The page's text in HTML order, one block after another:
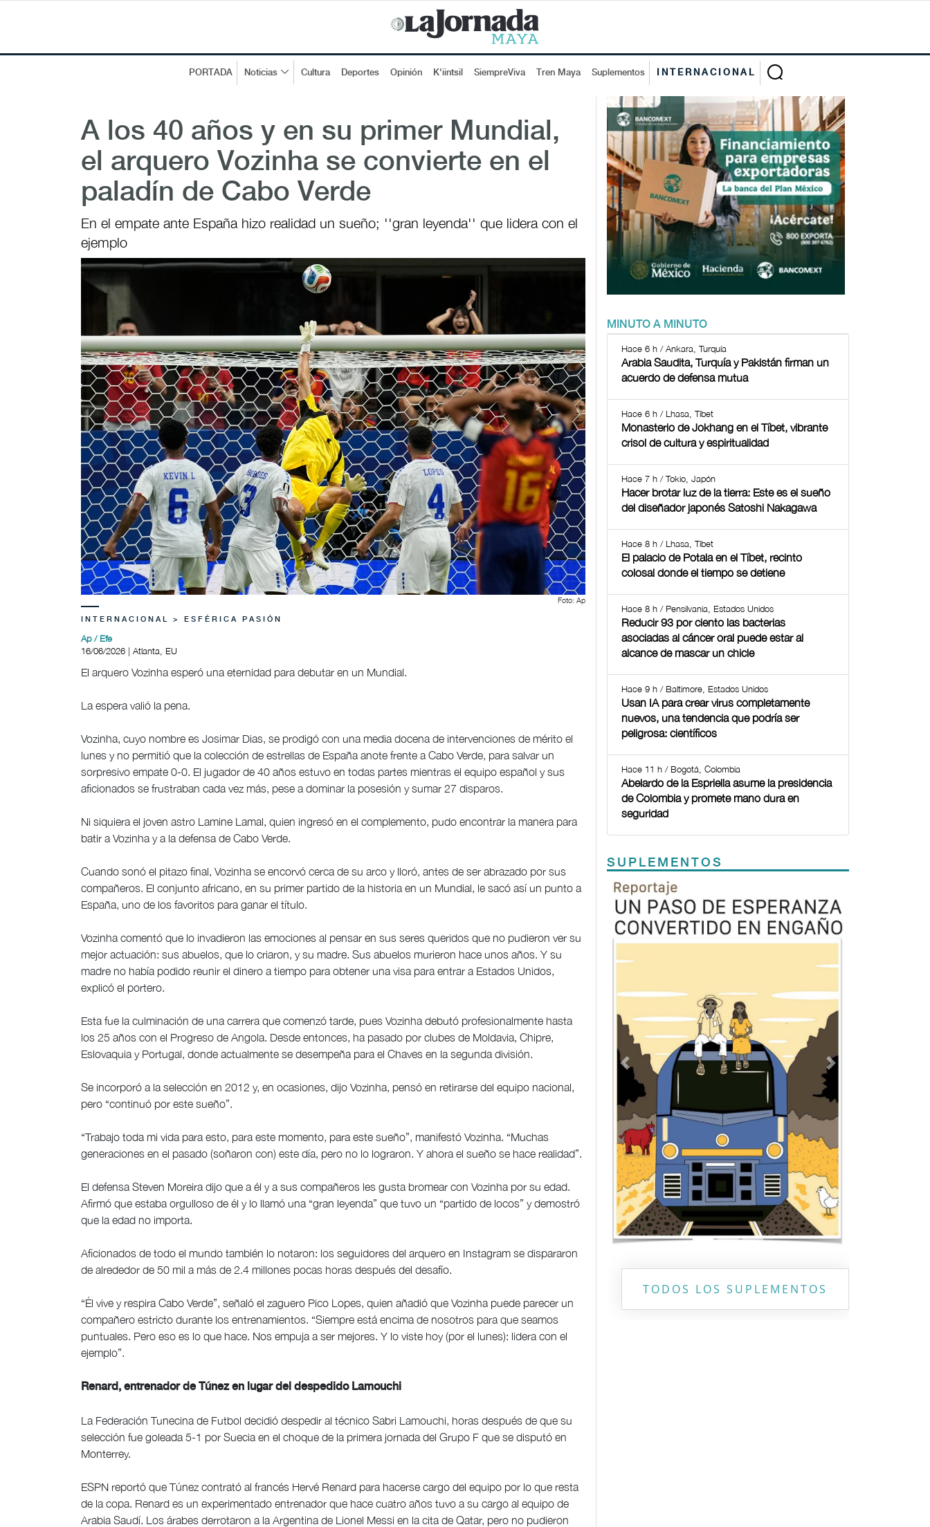
PORTADA Noticias Cultura Deportes Opinión K'iintsil SiempreViva Tren Maya Suplementos INTERNACIONAL
A los 40 años y en su primer Mundial,
el arquero Vozinha se convierte en el
paladín de Cabo Verde
En el empate ante España hizo realidad un sueño; ''gran leyenda'' que lidera con el
ejemplo
Foto: Ap
INTERNACIONAL > ESFÉRICA PASIÓN
Ap / Efe
16/06/2026 | Atlanta, EU
El arquero Vozinha esperó una eternidad para debutar en un Mundial.
La espera valió la pena.
Vozinha, cuyo nombre es Josimar Dias, se prodigó con una media docena de intervenciones de mérito el
lunes y no permitió que la colección de estrellas de España anote frente a Cabo Verde, para salvar un
sorpresivo empate 0-0. El jugador de 40 años estuvo en todas partes mientras el equipo español y sus
aficionados se frustraban cada vez más, pese a dominar la posesión y sumar 27 disparos.
Ni siquiera el joven astro Lamine Lamal, quien ingresó en el complemento, pudo encontrar la manera para
batir a Vozinha y a la defensa de Cabo Verde.
Cuando sonó el pitazo final, Vozinha se encorvó cerca de su arco y lloró, antes de ser abrazado por sus
compañeros. El conjunto africano, en su primer partido de la historia en un Mundial, le sacó así un punto a
España, uno de los favoritos para ganar el título.
Vozinha comentó que lo invadieron las emociones al pensar en sus seres queridos que no pudieron ver su
mejor actuación: sus abuelos, que lo criaron, y su madre. Sus abuelos murieron hace unos años. Y su
madre no había podido reunir el dinero a tiempo para obtener una visa para entrar a Estados Unidos,
explicó el portero.
Esta fue la culminación de una carrera que comenzó tarde, pues Vozinha debutó profesionalmente hasta
los 25 años con el Progreso de Angola. Desde entonces, ha pasado por clubes de Moldavia, Chipre,
Eslovaquia y Portugal, donde actualmente se desempeña para el Chaves en la segunda división.
Se incorporó a la selección en 2012 y, en ocasiones, dijo Vozinha, pensó en retirarse del equipo nacional,
pero “continuó por este sueño”.
“Trabajo toda mi vida para esto, para este momento, para este sueño”, manifestó Vozinha. “Muchas
generaciones en el pasado (soñaron con) este día, pero no lo lograron. Y ahora el sueño se hace realidad”.
El defensa Steven Moreira dijo que a él y a sus compañeros les gusta bromear con Vozinha por su edad.
Afirmó que estaba orgulloso de él y lo llamó una “gran leyenda” que tuvo un “partido de locos” y demostró
que la edad no importa.
Aficionados de todo el mundo también lo notaron: los seguidores del arquero en Instagram se dispararon
de alrededor de 50 mil a más de 2.4 millones pocas horas después del desafío.
“Él vive y respira Cabo Verde”, señaló el zaguero Pico Lopes, quien añadió que Vozinha puede parecer un
compañero estricto durante los entrenamientos. “Siempre está encima de nosotros para que seamos
puntuales. Pero eso es lo que hace. Nos empuja a ser mejores. Y lo viste hoy (por el lunes): lidera con el
ejemplo”.
Renard, entrenador de Túnez en lugar del despedido Lamouchi
La Federación Tunecina de Futbol decidió despedir al técnico Sabri Lamouchi, horas después de que su
selección fue goleada 5-1 por Suecia en el choque de la primera jornada del Grupo F que se disputó en
Monterrey.
ESPN reportó que Túnez contrató al francés Hervé Renard para hacerse cargo del equipo por lo que resta
de la copa. Renard es un experimentado entrenador que hace cuatro años tuvo a su cargo al equipo de
Arabia Saudí. Los árabes derrotaron a la Argentina de Lionel Messi en la cita de Qatar, pero no pudieron
MINUTO A MINUTO
Hace 6 h / Ankara, Turquía
Arabia Saudita, Turquía y Pakistán firman un
acuerdo de defensa mutua
Hace 6 h / Lhasa, Tíbet
Monasterio de Jokhang en el Tíbet, vibrante
crisol de cultura y espiritualidad
Hace 7 h / Tokio, Japón
Hacer brotar luz de la tierra: Este es el sueño
del diseñador japonés Satoshi Nakagawa
Hace 8 h / Lhasa, Tíbet
El palacio de Potala en el Tíbet, recinto
colosal donde el tiempo se detiene
Hace 8 h / Pensilvania, Estados Unidos
Reducir 93 por ciento las bacterias
asociadas al cáncer oral puede estar al
alcance de mascar un chicle
Hace 9 h / Baltimore, Estados Unidos
Usan IA para crear virus completamente
nuevos, una tendencia que podría ser
peligrosa: científicos
Hace 11 h / Bogotá, Colombia
Abelardo de la Espriella asume la presidencia
de Colombia y promete mano dura en
seguridad
SUPLEMENTOS
Previous Next
TODOS LOS SUPLEMENTOS